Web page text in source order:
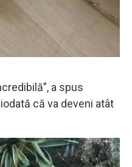
a spus
că va deveni atât